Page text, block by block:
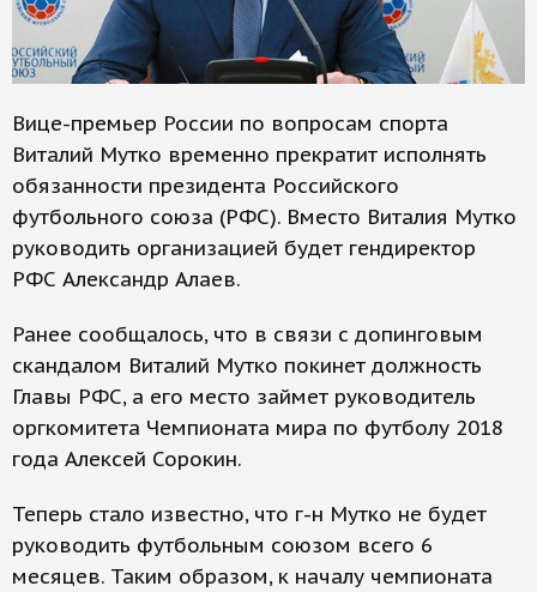
Вице-премьер России по вопросам спорта
Виталий Мутко временно прекратит исполнять
обязанности президента Российского
футбольного союза (РФС). Вместо Виталия Мутко
руководить организацией будет гендиректор
РФС Александр Алаев.
Ранее сообщалось, что в связи с допинговым
скандалом Виталий Мутко покинет должность
Главы РФС, а его место займет руководитель
оргкомитета Чемпионата мира по футболу 2018
года Алексей Сорокин.
Теперь стало известно, что г-н Мутко не будет
руководить футбольным союзом всего 6
месяцев. Таким образом, к началу чемпионата